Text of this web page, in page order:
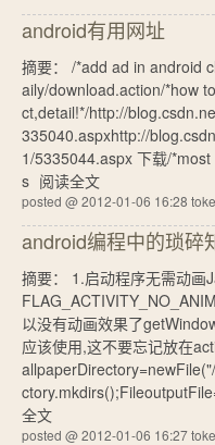
android有用网址
摘要： /*add ad in android
aily/download.action/*how
ct,detail!*/http://
335040.aspxhttp://
1/5335044.aspx 下载/
s 阅读全文
posted @ 2012-01-06 16:28
android编程中的琐碎
摘要： 1.启动程序无需动
以没有动画效果了
应该使用,这不要忘记放在
全文
posted @ 2012-01-06 16:27